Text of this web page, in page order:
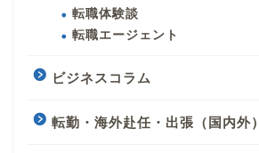
転職体験談
転職エージェント
ビジネスコラム
転勤・海外赴任・出張（国内外）